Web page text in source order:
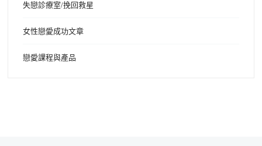
失戀診療室/挽回救星
女性戀愛成功文章
戀愛課程與產品